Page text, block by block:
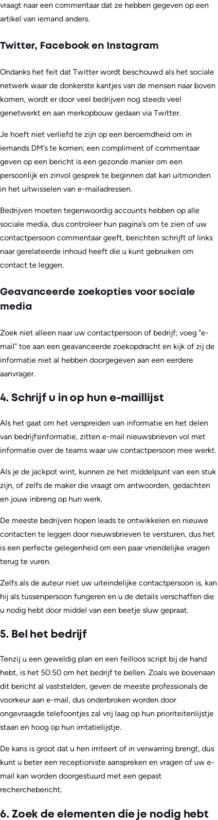
vraagt naar een commentaar dat ze hebben gegeven op een
artikel van iemand anders.
Twitter, Facebook en Instagram
Ondanks het feit dat Twitter wordt beschouwd als het sociale
netwerk waar de donkerste kantjes van de mensen naar boven
komen, wordt er door veel bedrijven nog steeds veel
genetwerkt en aan merkopbouw gedaan via Twitter.
Je hoeft niet verliefd te zijn op een beroemdheid om in
iemands DM’s te komen; een compliment of commentaar
geven op een bericht is een gezonde manier om een
persoonlijk en zinvol gesprek te beginnen dat kan uitmonden
in het uitwisselen van e-mailadressen.
Bedrijven moeten tegenwoordig accounts hebben op alle
sociale media, dus controleer hun pagina’s om te zien of uw
contactpersoon commentaar geeft, berichten schrijft of links
naar gerelateerde inhoud heeft die u kunt gebruiken om
contact te leggen.
Geavanceerde zoekopties voor sociale
media
Zoek niet alleen naar uw contactpersoon of bedrijf; voeg “e-
mail” toe aan een geavanceerde zoekopdracht en kijk of zij de
informatie niet al hebben doorgegeven aan een eerdere
aanvrager.
4. Schrijf u in op hun e-maillijst
Als het gaat om het verspreiden van informatie en het delen
van bedrijfsinformatie, zitten e-mail nieuwsbrieven vol met
informatie over de teams waar uw contactpersoon mee werkt.
Als je de jackpot wint, kunnen ze het middelpunt van een stuk
zijn, of zelfs de maker die vraagt om antwoorden, gedachten
en jouw inbreng op hun werk.
De meeste bedrijven hopen leads te ontwikkelen en nieuwe
contacten te leggen door nieuwsbrieven te versturen, dus het
is een perfecte gelegenheid om een paar vriendelijke vragen
terug te vuren.
Zelfs als de auteur niet uw uiteindelijke contactpersoon is, kan
hij als tussenpersoon fungeren en u de details verschaffen die
u nodig hebt door middel van een beetje sluw gepraat.
5. Bel het bedrijf
Tenzij u een geweldig plan en een feilloos script bij de hand
hebt, is het 50:50 om het bedrijf te bellen. Zoals we bovenaan
dit bericht al vaststelden, geven de meeste professionals de
voorkeur aan e-mail, dus onderbroken worden door
ongevraagde telefoontjes zal vrij laag op hun prioriteitenlijstje
staan en hoog op hun irritatielijstje.
De kans is groot dat u hen irriteert of in verwarring brengt, dus
kunt u beter een receptioniste aanspreken en vragen of uw e-
mail kan worden doorgestuurd met een gepast
recherchebericht.
6. Zoek de elementen die je nodig hebt